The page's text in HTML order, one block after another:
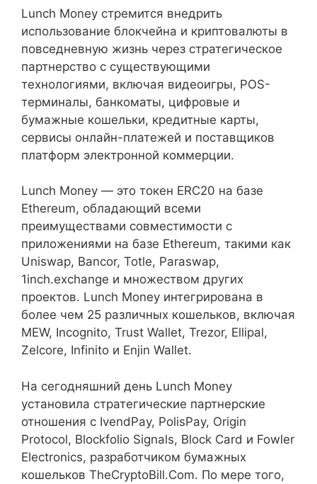
Lunch Money стремится внедрить
использование блокчейна и криптовалюты в
повседневную жизнь через стратегическое
партнерство с существующими
технологиями, включая видеоигры, POS-
терминалы, банкоматы, цифровые и
бумажные кошельки, кредитные карты,
сервисы онлайн-платежей и поставщиков
платформ электронной коммерции.
Lunch Money — это токен ERC20 на базе
Ethereum, обладающий всеми
преимуществами совместимости с
приложениями на базе Ethereum, такими как
Uniswap, Bancor, Totle, Paraswap,
1inch.exchange и множеством других
проектов. Lunch Money интегрирована в
более чем 25 различных кошельков, включая
MEW, Incognito, Trust Wallet, Trezor, Ellipal,
Zelcore, Infinito и Enjin Wallet.
На сегодняшний день Lunch Money
установила стратегические партнерские
отношения с IvendPay, PolisPay, Origin
Protocol, Blockfolio Signals, Block Card и Fowler
Electronics, разработчиком бумажных
кошельков TheCryptoBill.Com. По мере того,